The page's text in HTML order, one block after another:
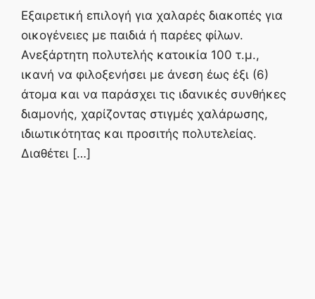
Εξαιρετική επιλογή για χαλαρές διακοπές για
οικογένειες με παιδιά ή παρέες φίλων.
Ανεξάρτητη πολυτελής κατοικία 100 τ.μ.,
ικανή να φιλοξενήσει με άνεση έως έξι (6)
άτομα και να παράσχει τις ιδανικές συνθήκες
διαμονής, χαρίζοντας στιγμές χαλάρωσης,
ιδιωτικότητας και προσιτής πολυτελείας.
Διαθέτει […]